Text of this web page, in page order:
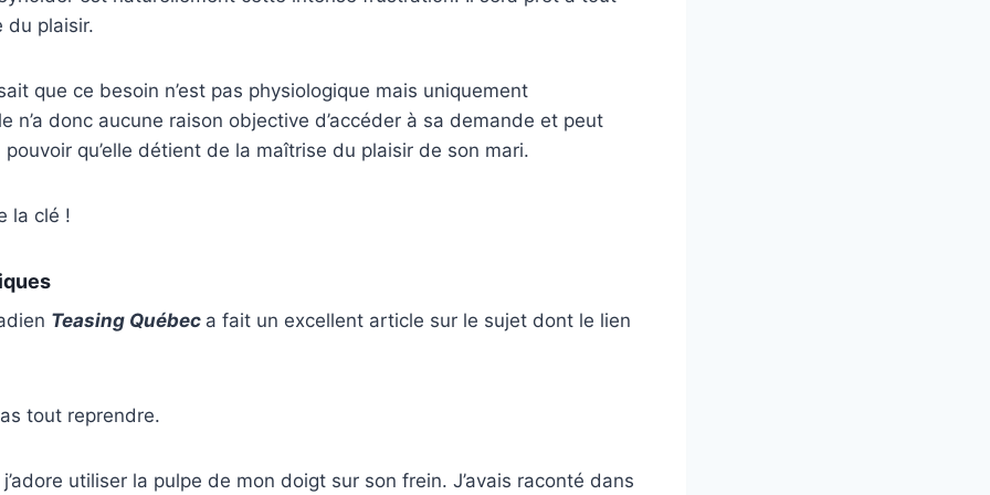
du plaisir.
que ce besoin n’est pas physiologique mais uniquement
n’a donc aucune raison objective d’accéder à sa demande et peut
qu’elle détient de la maîtrise du plaisir de son mari.
la clé !
Teasing Québec a fait un excellent article sur le sujet dont le lien
tout reprendre.
utiliser la pulpe de mon doigt sur son frein. J’avais raconté dans